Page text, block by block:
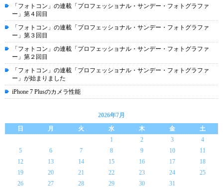
「フォトコン」の連載「プロフェッショナル・サンデー・フォトグラファ
ー」第４回目
「フォトコン」の連載「プロフェッショナル・サンデー・フォトグラファ
ー」第３回目
「フォトコン」の連載「プロフェッショナル・サンデー・フォトグラファ
ー」第２回目
「フォトコン」の連載「プロフェッショナル・サンデー・フォトグラファ
ー」が始まりました
iPhone 7 Plusのカメラ性能
2026年7月
日
月 火 水 木 金
土
1
2 3
4
5
6 7 8 9 10
11
12
13 14 15 16 17
18
19
20 21 22 23 24
25
26
27 28 29 30 31